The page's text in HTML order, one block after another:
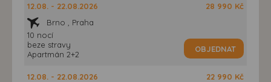
12.08. - 22.08.2026
Brno , Praha
10 nocí
beze stravy
Apartmán 2+2
28 990 Kč
OBJEDNAT
12.08. - 22.08.2026
22 990 Kč